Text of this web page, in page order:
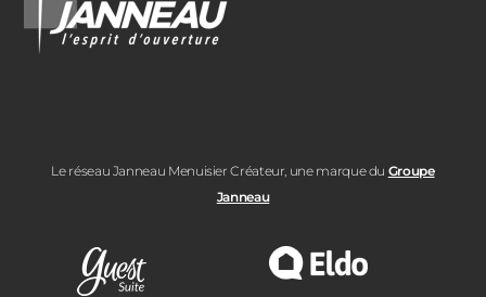
Le réseau Janneau Menuisier Créateur, une marque du Groupe
Janneau